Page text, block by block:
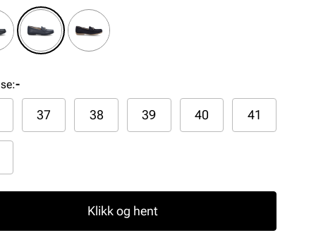
:-
37 38 39 40 41
Klikk og hent